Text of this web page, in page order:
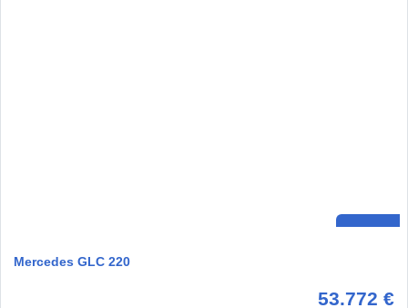
Mercedes GLC 220
53.772 €